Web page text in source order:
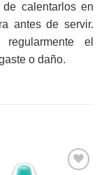
calentarlos en
antes de servir.
el
o daño.